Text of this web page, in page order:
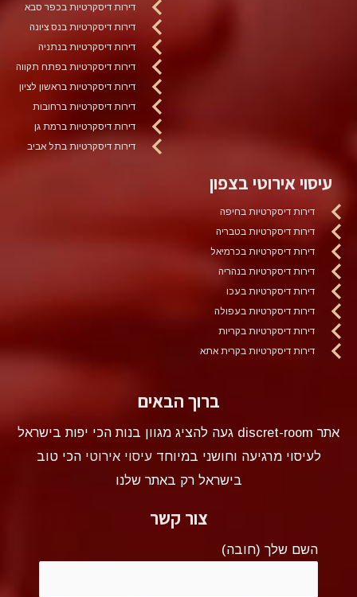
דירות דיסקרטיות בכפר סבא
דירות דיסקרטיות בנס ציונה
דירות דיסקרטיות בנתניה
דירות דיסקרטיות בפתח תקווה
דירות דיסקרטיות בראשון לציון
דירות דיסקרטיות ברחובות
דירות דיסקרטיות ברמת גן
דירות דיסקרטיות בתל אביב
עיסוי אירוטי בצפון
דירות דיסקרטיות בחיפה
דירות דיסקרטיות בטבריה
דירות דיסקרטיות בכרמיאל
דירות דיסקרטיות בנהריה
דירות דיסקרטיות בעכו
דירות דיסקרטיות בעפולה
דירות דיסקרטיות בקריות
דירות דיסקרטיות בקרית אתא
ברוך הבאים
אתר discret-room געה להציג מגוון בנות הכי יפות בישראל
לעיסוי מרגיעה וחושני במיוחדעיסוי אירוטי הכי טוב
בישראל רק באתר שלנו
צור קשר
השם שלך (חובה)